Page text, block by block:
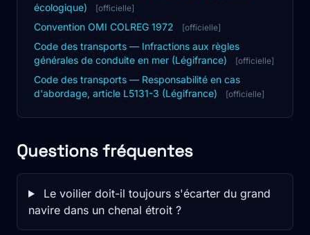
écologique)
[officielle]
Convention OMI COLREG 1972 [officielle]
Code des transports — Infractions aux règles
générales de conduite en mer (Légifrance)
[officielle]
Code des transports — Responsabilité en cas
d'abordage, article L5131-3 (Légifrance)
[officielle]
Questions fréquentes
Le voilier doit-il toujours s'écarter du grand
navire dans un chenal étroit ?